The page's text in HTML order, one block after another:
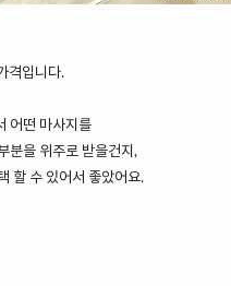
격입니다.
어떤 마사지를
분을 위주로 받을건지,
할 수 있어서 좋았어요.